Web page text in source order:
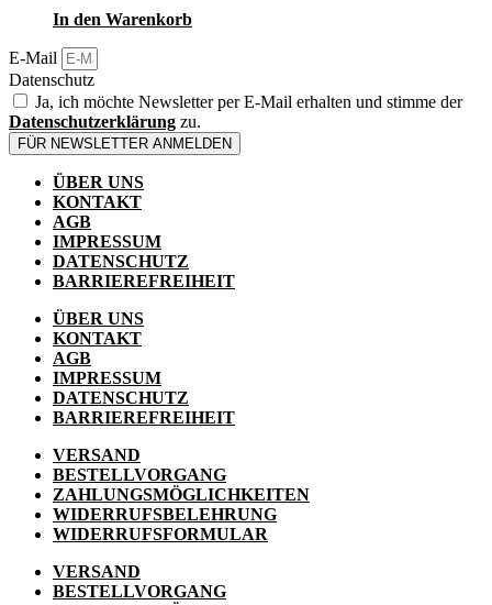
In den Warenkorb
E-Mail
Datenschutz
Ja, ich möchte Newsletter per E-Mail erhalten und stimme der
Datenschutzerklärung zu.
FÜR NEWSLETTER ANMELDEN
ÜBER UNS
KONTAKT
AGB
IMPRESSUM
DATENSCHUTZ
BARRIEREFREIHEIT
ÜBER UNS
KONTAKT
AGB
IMPRESSUM
DATENSCHUTZ
BARRIEREFREIHEIT
VERSAND
BESTELLVORGANG
ZAHLUNGSMÖGLICHKEITEN
WIDERRUFSBELEHRUNG
WIDERRUFSFORMULAR
VERSAND
BESTELLVORGANG